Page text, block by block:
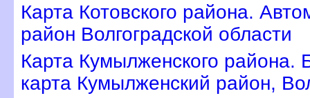
Карта Котовского района.
район Волгоградской области
Карта Кумылженского района.
карта Кумылженский район,